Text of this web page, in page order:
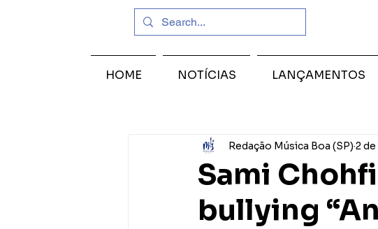
Sami
bullying
Redação Música Boa (SP) 2
HOME NOTÍCIAS LANÇAMENTOS